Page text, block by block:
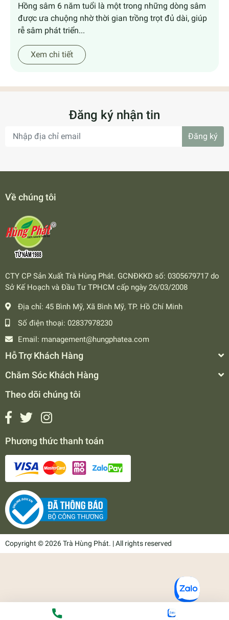
Hồng sâm 6 năm tuổi là một trong những dòng sâm
được ưa chuộng nhờ thời gian trồng trọt đủ dài, giúp
rễ sâm phát triển...
Xem chi tiết
Đăng ký nhận tin
Đăng ký
Về chúng tôi
CTY CP Sản Xuất Trà Hùng Phát. GCNĐKKD số: 0305679717 do
Sở Kế Hoạch và Đầu Tư TPHCM cấp ngày 26/03/2008
Địa chỉ: 45 Bình Mỹ, Xã Bình Mỹ, TP. Hồ Chí Minh
Số điện thoại: 02837978230
Email: management@hungphatea.com
Hỗ Trợ Khách Hàng
Chăm Sóc Khách Hàng
Theo dõi chúng tôi
Phương thức thanh toán
Copyright © 2026 Trà Hùng Phát. | All rights reserved